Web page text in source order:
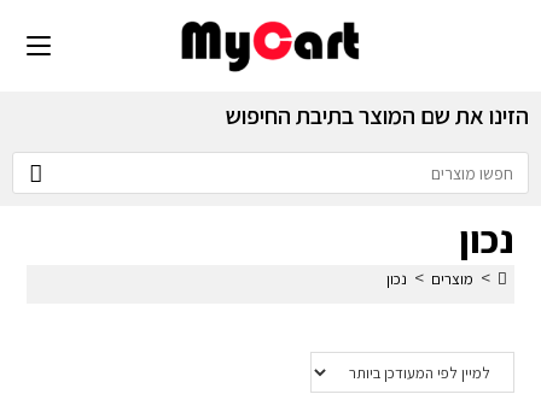
הזינו את שם המוצר בתיבת החיפוש
נכון
> מוצרים > נכון